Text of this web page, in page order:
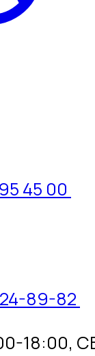
45 00
89-82
18:00,